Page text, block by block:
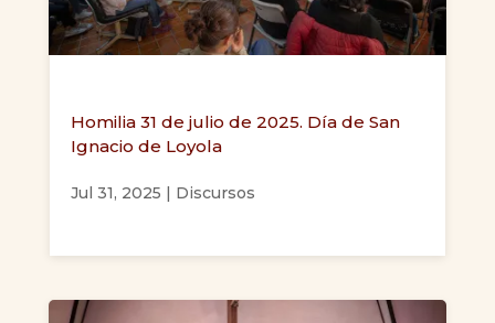
Homilia 31 de julio de 2025. Día de San
Ignacio de Loyola
Jul 31, 2025 | Discursos